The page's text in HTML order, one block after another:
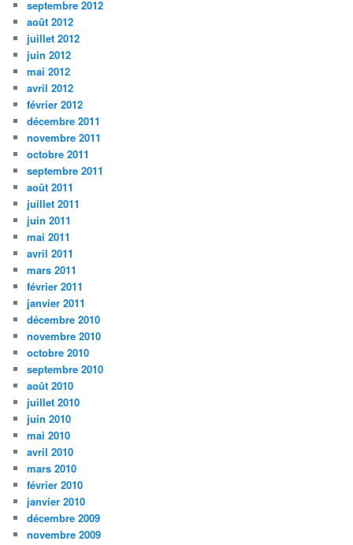
septembre 2012
août 2012
juillet 2012
juin 2012
mai 2012
avril 2012
février 2012
décembre 2011
novembre 2011
octobre 2011
septembre 2011
août 2011
juillet 2011
juin 2011
mai 2011
avril 2011
mars 2011
février 2011
janvier 2011
décembre 2010
novembre 2010
octobre 2010
septembre 2010
août 2010
juillet 2010
juin 2010
mai 2010
avril 2010
mars 2010
février 2010
janvier 2010
décembre 2009
novembre 2009